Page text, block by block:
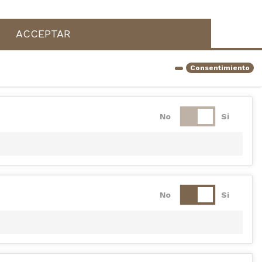
ACCEPTAR
Consentimiento
No Si
No Si